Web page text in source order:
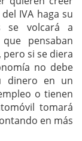
IVA haga su
se volcará a
pensaban
si se diera
no debe
dinero en un
o tienen
tomará
en más